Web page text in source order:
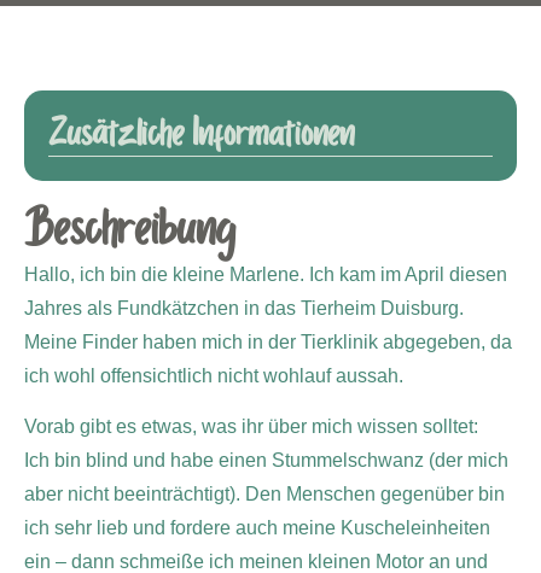
Zusätzliche Informationen
Beschreibung
Hallo, ich bin die kleine Marlene. Ich kam im April diesen
Jahres als Fundkätzchen in das Tierheim Duisburg.
Meine Finder haben mich in der Tierklinik abgegeben, da
ich wohl offensichtlich nicht wohlauf aussah.
Vorab gibt es etwas, was ihr über mich wissen solltet:
Ich bin blind und habe einen Stummelschwanz (der mich
aber nicht beeinträchtigt). Den Menschen gegenüber bin
ich sehr lieb und fordere auch meine Kuscheleinheiten
ein – dann schmeiße ich meinen kleinen Motor an und